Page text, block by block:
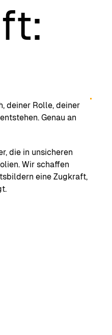
deiner Rolle, deiner
Genau an
die in unsicheren
Wir schaffen
eine Zugkraft,